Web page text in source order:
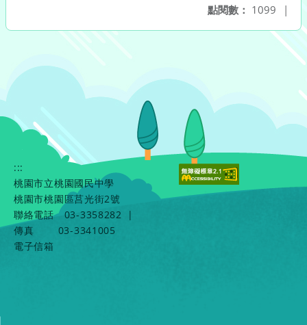
點閱數： 1099 |
:::
桃園市立桃園國民中學
桃園市桃園區莒光街2號
聯絡電話
03-3358282
|
傳真
03-3341005
電子信箱